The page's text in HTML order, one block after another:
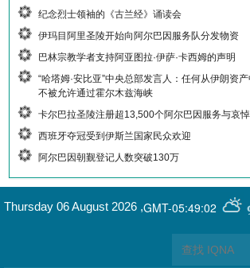
纪念烈士领袖的《古兰经》诵读会
伊玛目阿里圣陵开始向阿尔巴因服务队分发物资
巴林宗教学者支持阿亚图拉·伊萨·卡西姆的声明
“哈塔姆·安比亚”中央总部发言人：任何从伊朗资
不被允许通过霍尔木兹海峡
卡尔巴拉圣陵注册超13,500个阿尔巴因服务与哀
西班牙夺冠受到伊斯兰国家民众欢迎
阿尔巴因朝觐登记人数突破130万
GMT-05:49:02
Thursday 06 August 2026 ,